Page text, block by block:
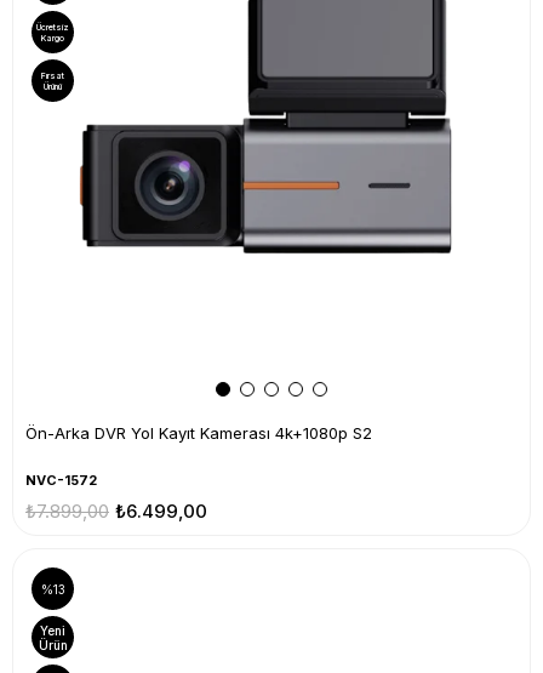
Ön-Arka DVR Yol Kayıt Kamerası 4k+1080p S2
NVC-1572
₺6.499,00
₺7.899,00
Ücretsiz
Kargo
Fırsat
Ürünü
%13
Yeni
Ürün